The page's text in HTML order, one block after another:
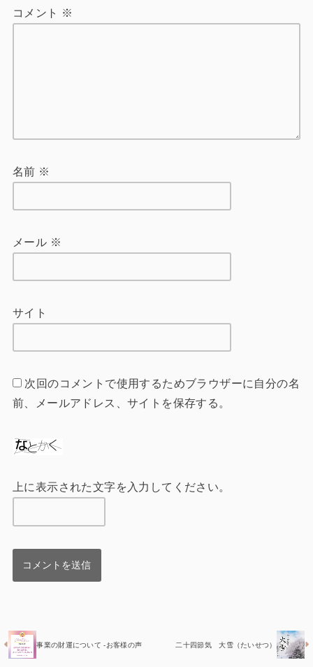
コメント ※
名前 ※
メール ※
サイト
次回のコメントで使用するためブラウザーに自分の名
前、メールアドレス、サイトを保存する。
上に表示された文字を入力してください。
事業の財運について -お客様の声 二十四節気 大雪（たいせつ）